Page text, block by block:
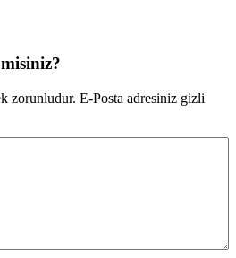
zorunludur. E-Posta adresiniz gizli